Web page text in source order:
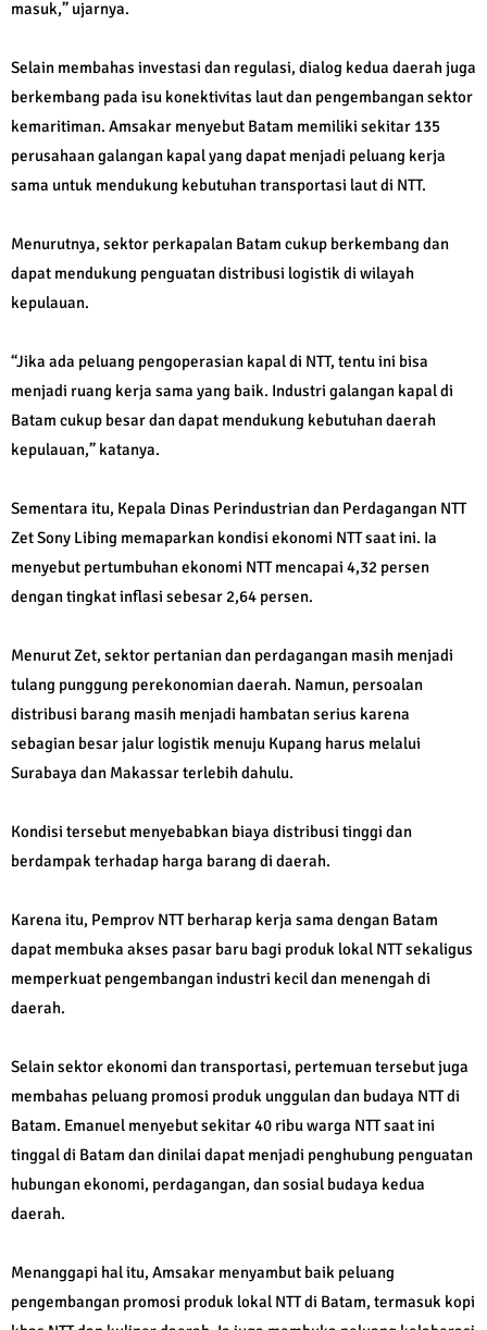
masuk,” ujarnya.
Selain membahas investasi dan regulasi, dialog kedua daerah juga
berkembang pada isu konektivitas laut dan pengembangan sektor
kemaritiman. Amsakar menyebut Batam memiliki sekitar 135
perusahaan galangan kapal yang dapat menjadi peluang kerja
sama untuk mendukung kebutuhan transportasi laut di NTT.
Menurutnya, sektor perkapalan Batam cukup berkembang dan
dapat mendukung penguatan distribusi logistik di wilayah
kepulauan.
“Jika ada peluang pengoperasian kapal di NTT, tentu ini bisa
menjadi ruang kerja sama yang baik. Industri galangan kapal di
Batam cukup besar dan dapat mendukung kebutuhan daerah
kepulauan,” katanya.
Sementara itu, Kepala Dinas Perindustrian dan Perdagangan NTT
Zet Sony Libing memaparkan kondisi ekonomi NTT saat ini. Ia
menyebut pertumbuhan ekonomi NTT mencapai 4,32 persen
dengan tingkat inflasi sebesar 2,64 persen.
Menurut Zet, sektor pertanian dan perdagangan masih menjadi
tulang punggung perekonomian daerah. Namun, persoalan
distribusi barang masih menjadi hambatan serius karena
sebagian besar jalur logistik menuju Kupang harus melalui
Surabaya dan Makassar terlebih dahulu.
Kondisi tersebut menyebabkan biaya distribusi tinggi dan
berdampak terhadap harga barang di daerah.
Karena itu, Pemprov NTT berharap kerja sama dengan Batam
dapat membuka akses pasar baru bagi produk lokal NTT sekaligus
memperkuat pengembangan industri kecil dan menengah di
daerah.
Selain sektor ekonomi dan transportasi, pertemuan tersebut juga
membahas peluang promosi produk unggulan dan budaya NTT di
Batam. Emanuel menyebut sekitar 40 ribu warga NTT saat ini
tinggal di Batam dan dinilai dapat menjadi penghubung penguatan
hubungan ekonomi, perdagangan, dan sosial budaya kedua
daerah.
Menanggapi hal itu, Amsakar menyambut baik peluang
pengembangan promosi produk lokal NTT di Batam, termasuk kopi